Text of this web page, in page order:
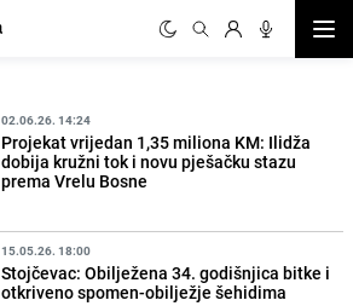
02.06.26. 14:24
Projekat vrijedan 1,35 miliona KM: Ilidža
dobija kružni tok i novu pješačku stazu
prema Vrelu Bosne
15.05.26. 18:00
Stojčevac: Obilježena 34. godišnjica bitke i
otkriveno spomen-obilježje šehidima